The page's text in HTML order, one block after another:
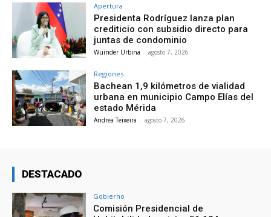
Apertura
Presidenta Rodríguez lanza plan
crediticio con subsidio directo para
juntas de condominio
Wuinder Urbina - agosto 7, 2026
Regiones
Bachean 1,9 kilómetros de vialidad
urbana en municipio Campo Elías del
estado Mérida
Andrea Teixeira - agosto 7, 2026
DESTACADO
Gobierno
Comisión Presidencial de